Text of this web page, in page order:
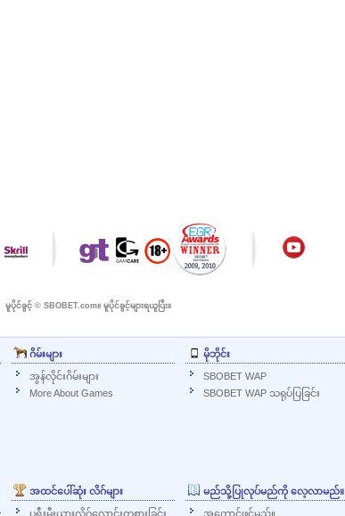
မူပိုင်ခွင့် © SBOBET.com။ မူပိုင်ခွင့်များရယူပြီး။
ဂိမ်းများ
အွန်လိုင်းဂိမ်းများ
More About Games
မိုဘိုင်း
SBOBET WAP
SBOBET WAP သရုပ်ပြခြင်း
အထင်ပေါ်ဆုံး လိဂ်များ
ပရီးမီးယားလိဂ်လောင်းကစားခြင်း
မည်သို့ပြုလုပ်မည်ကို လေ့လာမည်။
အကောင့်ဖွင့်မည်။